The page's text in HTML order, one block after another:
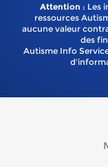
Attention : Les
ressources
aucune valeur
des
Autisme Info